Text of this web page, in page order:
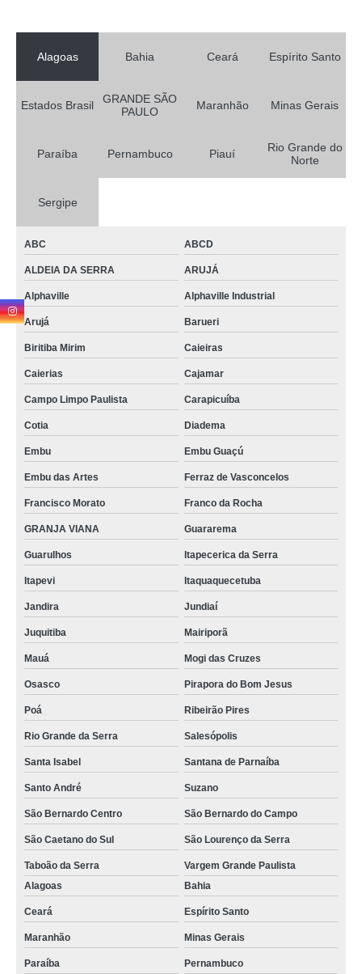
Alagoas Bahia Ceará Espírito Santo
Estados Brasil
GRANDE SÃO
PAULO
Maranhão Minas Gerais
Paraíba Pernambuco Piauí
Rio Grande do
Norte
Sergipe
ABC ABCD
ALDEIA DA SERRA ARUJÁ
Alphaville Alphaville Industrial
Arujá Barueri
Biritiba Mirim Caieiras
Caierias Cajamar
Campo Limpo Paulista Carapicuíba
Cotia Diadema
Embu Embu Guaçú
Embu das Artes Ferraz de Vasconcelos
Francisco Morato Franco da Rocha
GRANJA VIANA Guararema
Guarulhos Itapecerica da Serra
Itapevi Itaquaquecetuba
Jandira Jundiaí
Juquitiba Mairiporã
Mauá Mogi das Cruzes
Osasco Pirapora do Bom Jesus
Poá Ribeirão Pires
Rio Grande da Serra Salesópolis
Santa Isabel Santana de Parnaíba
Santo André Suzano
São Bernardo Centro São Bernardo do Campo
São Caetano do Sul São Lourenço da Serra
Taboão da Serra
Vargem Grande Paulista
Alagoas
Bahia
Ceará Espírito Santo
Maranhão Minas Gerais
Paraíba Pernambuco